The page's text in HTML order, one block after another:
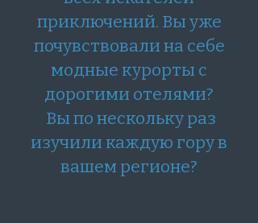
приключений. Вы уже
почувствовали на себе
модные курорты с
дорогими отелями?
Вы по нескольку раз
изучили каждую гору в
вашем регионе?